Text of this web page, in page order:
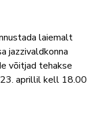
laiemalt
jazzivaldkonna
võitjad tehakse
aprillil kell 18.00